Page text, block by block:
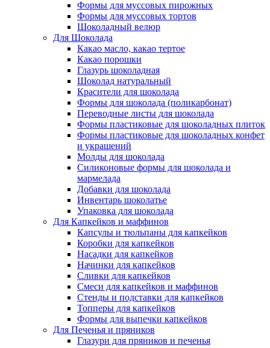
Формы для муссовых пирожных
Формы для муссовых тортов
Шоколадный велюр
Для Шоколада
Какао масло, какао тертое
Какао порошки
Глазурь шоколадная
Шоколад натуральный
Красители для шоколада
Формы для шоколада (поликарбонат)
Переводные листы для шоколада
Формы пластиковые для шоколадных плиток
Формы пластиковые для шоколадных конфет
и украшений
Молды для шоколада
Силиконовые формы для шоколада и
мармелада
Добавки для шоколада
Инвентарь шоколатье
Упаковка для шоколада
Для Капкейков и маффинов
Капсулы и тюльпаны для капкейков
Коробки для капкейков
Насадки для капкейков
Начинки для капкейков
Сливки для капкейков
Смеси для капкейков и маффинов
Стенды и подставки для капкейков
Топперы для капкейков
Формы для выпечки капкейков
Для Печенья и пряников
Глазури для пряников и печенья